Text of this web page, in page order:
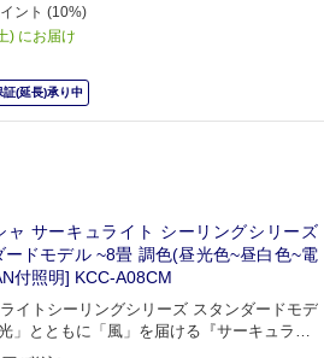
ント (10%)
) にお届け
(延長)承り中
ャ サーキュライト シーリングシリーズ
ードモデル ~8畳 調色(昼光色~昼白色~電
付照明] KCC-A08CM
イトシーリングシリーズ スタンダードモデ
」とともに「風」を届ける『サーキュライ